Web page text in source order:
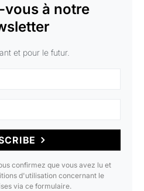
à notre
et pour le futur.
confirmez que vous avez lu et
d'utilisation concernant le
via ce formulaire.